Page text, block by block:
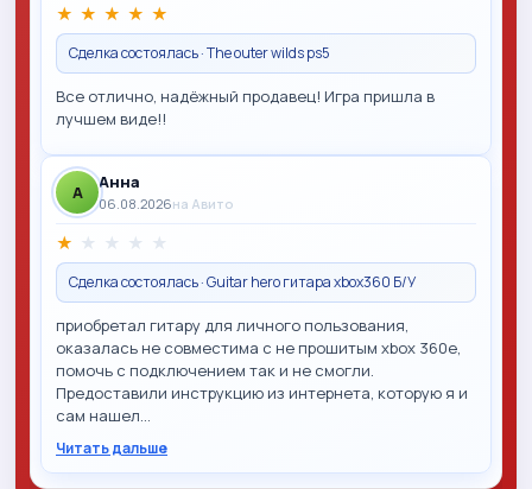
★ ★ ★ ★ ★
Сделка состоялась · The outer wilds ps5
Все отлично, надёжный продавец! Игра пришла в
лучшем виде!!
A Анна
06.08.2026на Авито
★ ★ ★ ★ ★
Сделка состоялась · Guitar hero гитара xbox360 Б/У
приобретал гитару для личного пользования,
оказалась не совместима с не прошитым xbox 360e,
помочь с подключением так и не смогли.
Предоставили инструкцию из интернета, которую я и
сам нашел…
Читать дальше